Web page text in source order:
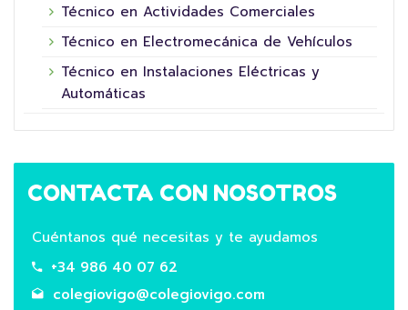
Técnico en Actividades Comerciales
Técnico en Electromecánica de Vehículos
Técnico en Instalaciones Eléctricas y
Automáticas
CONTACTA CON NOSOTROS
Cuéntanos qué necesitas y te ayudamos
+34 986 40 07 62
colegiovigo@colegiovigo.com